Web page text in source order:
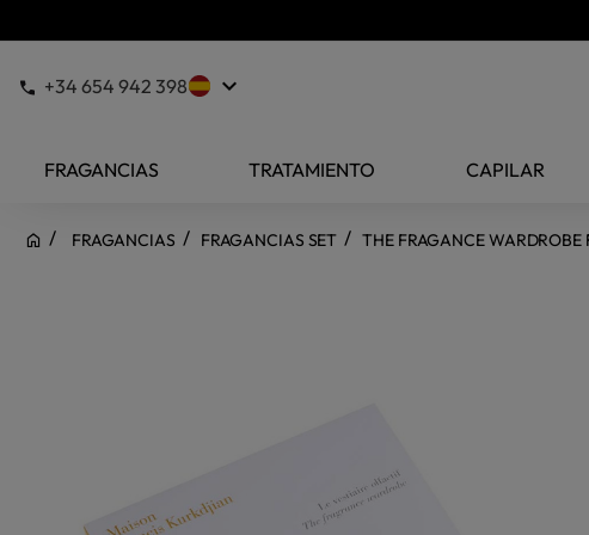
+34 654 942 398 keyboard_arrow_down
FRAGANCIAS TRATAMIENTO CAPILAR
FRAGANCIAS FRAGANCIAS SET THE FRAGANCE WARDROBE